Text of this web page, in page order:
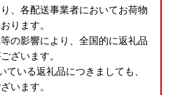
、各配送事業者においてお荷物
ります。
の影響により、全国的に返礼品
ざいます。
いる返礼品につきましても、
います。